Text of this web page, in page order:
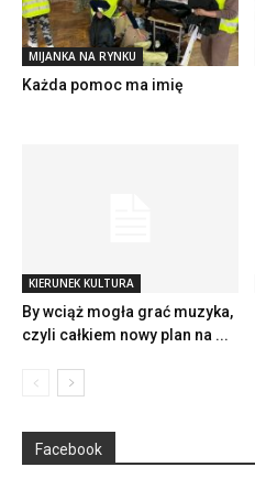
MIJANKA NA RYNKU
Każda pomoc ma imię
KIERUNEK KULTURA
By wciąż mogła grać muzyka,
czyli całkiem nowy plan na ...
Facebook